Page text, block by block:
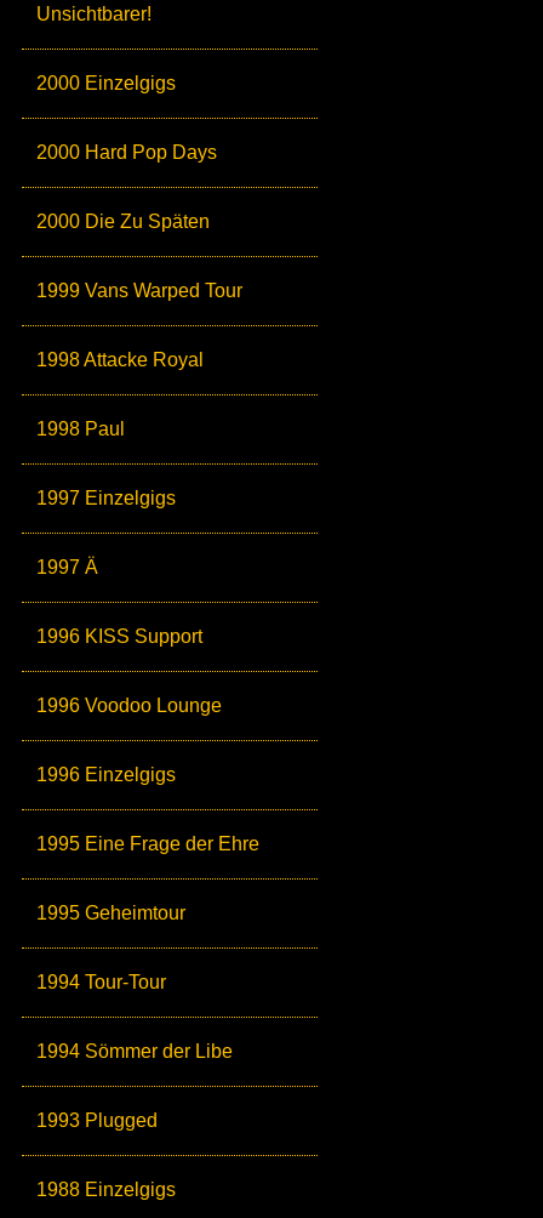
Unsichtbarer!
2000 Einzelgigs
2000 Hard Pop Days
2000 Die Zu Späten
1999 Vans Warped Tour
1998 Attacke Royal
1998 Paul
1997 Einzelgigs
1997 Ä
1996 KISS Support
1996 Voodoo Lounge
1996 Einzelgigs
1995 Eine Frage der Ehre
1995 Geheimtour
1994 Tour-Tour
1994 Sömmer der Libe
1993 Plugged
1988 Einzelgigs